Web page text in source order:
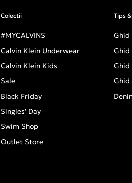
Colectii
#MYCALVINS
Calvin Klein Underwear
Calvin Klein Kids
Sale
Black Friday
Singles' Day
Swim Shop
Outlet Store
Tips
Ghid
Ghid
Ghid
Ghid